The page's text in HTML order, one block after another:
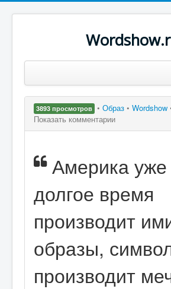
Популярные цитаты
Поиск
3893 просмотров • Образ • Wordshow
Показать комментарии
Америка уже
долгое время
производит
образы,
производит